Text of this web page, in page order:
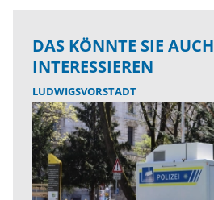
DAS KÖNNTE SIE AUCH
INTERESSIEREN
LUDWIGSVORSTADT